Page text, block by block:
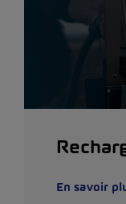
En savoir